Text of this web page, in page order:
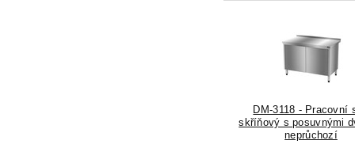
DM-3118 - Pracovní
skříňový s posuvnými
neprůchozí